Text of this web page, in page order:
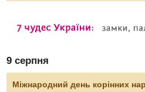
9 серпня
Міжнародний день корінних